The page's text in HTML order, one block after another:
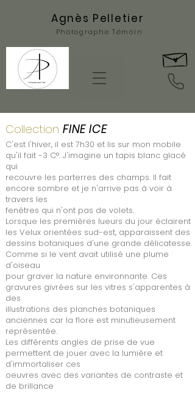
Agnès Pelletier
Photographe Témoin
Collection FINE ICE
C'est l'hiver, il est 7h30 et lis sur mon mobile
qu'il fait -3 C°. J'imagine un tapis blanc glacé
qui
recouvre les parterres des champs. Il fait
encore sombre et je n'arrive pas à voir à
travers les
fenêtres qui n'ont pas de volets.
Lorsque les premières lueurs du jour éclairent
les Velux orientées sud-est, apparaissent des
dessins botaniques d'une grande délicatesse.
Comme si le vent avait utilisé une plume
d'oiseau
pour graver la nature environnante. Ces
gravures givrées sur les vitres s'apparentes à
des
illustrations des planches botaniques
anciennes car la flore est minutieusement
représentée.
Les différents angles de prise de vue
permettent de jouer avec la lumière et
d'immortaliser ces
oeuvres avec des variantes de contraste et
de brillance